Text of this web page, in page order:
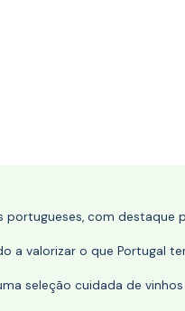
com
a valorizar o que Portugal
seleção cuidada de